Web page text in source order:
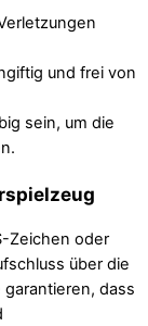
und frei von
sein, um die
Zeichen oder
über die
garantieren, dass